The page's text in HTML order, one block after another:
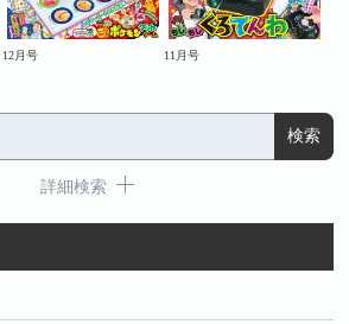
12月号 11月号
詳細検索